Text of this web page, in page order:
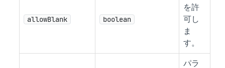
allowBlank boolean
を許
可し
ま
す。
パラ